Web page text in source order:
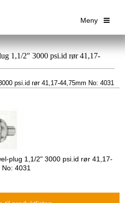
Meny
1,1/2" 3000 psi.id rør 41,17-
psi.id rør 41,17-44,75mm No: 4031
plug 1,1/2" 3000 psi.id rør 41,17-
4031